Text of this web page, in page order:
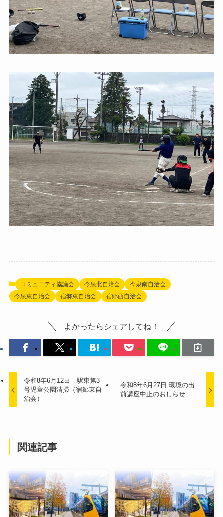
コミュニティ協議会 今泉北自治会
今泉南自治会
今泉東自治会
宿郷東自治会 宿郷西自治会
よかったらシェアしてね！
令和8年6月12日 駅東第3
号児童公園清掃（宿郷東自
治会）
令和8年6月27日 環境の出
前講座中止のおしらせ
関連記事